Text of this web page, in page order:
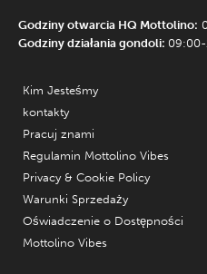
Godziny otwarcia HQ Mottolino:
Godziny działania gondoli:
Kim Jesteśmy
kontakty
Pracuj znami
Regulamin Mottolino Vibes
Privacy & Cookie Policy
Warunki Sprzedaży
Oświadczenie o Dostępności
Mottolino Vibes